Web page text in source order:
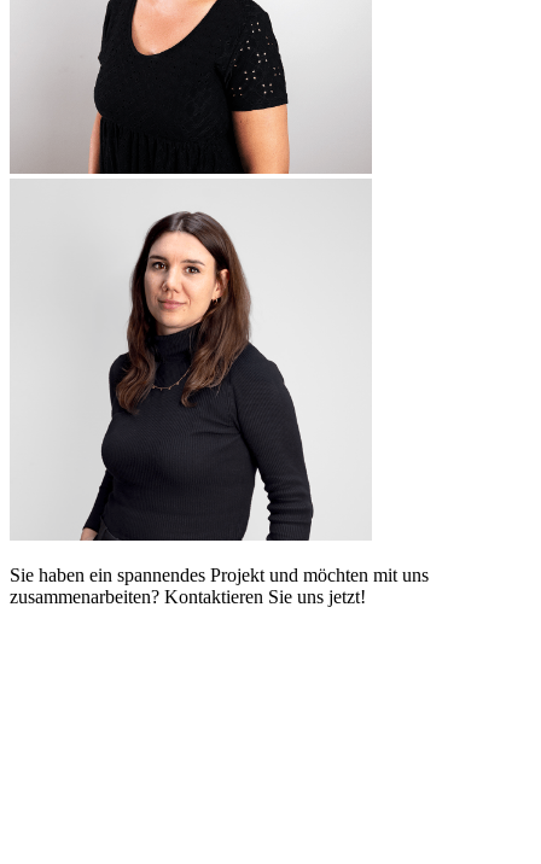
Sie haben ein spannendes Projekt und möchten mit uns
zusammenarbeiten? Kontaktieren Sie uns jetzt!